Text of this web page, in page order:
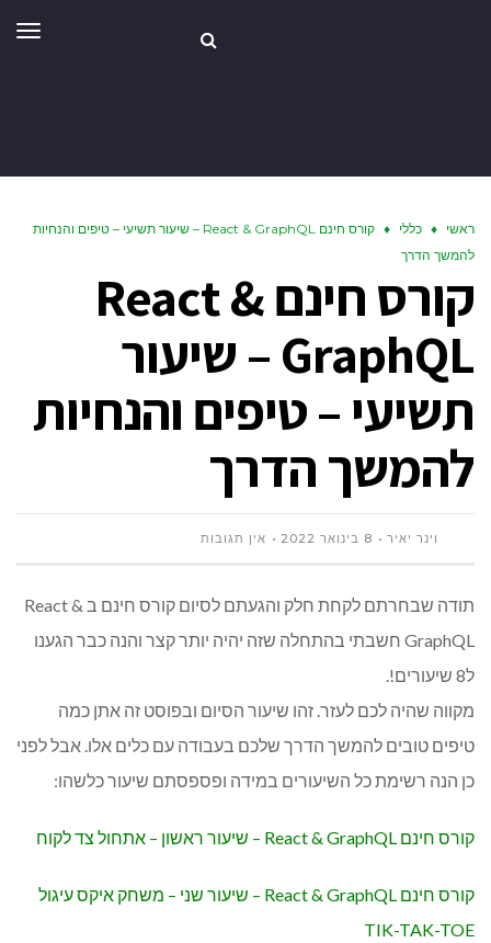
ראשי ♦ כללי ♦
קורס חינם React & GraphQL – שיעור תשיעי – טיפים והנחיות
להמשך הדרך
קורס חינם React &
GraphQL – שיעור
תשיעי – טיפים והנחיות
להמשך הדרך
וינר יאיר 8 בינואר 2022 אין תגובות
תודה שבחרתם לקחת חלק והגעתם לסיום קורס חינם ב React &
GraphQL חשבתי בהתחלה שזה יהיה יותר קצר והנה כבר הגענו
ל8 שיעורים!.
מקווה שהיה לכם לעזר. זהו שיעור הסיום ובפוסט זה אתן כמה
טיפים טובים להמשך הדרך שלכם בעבודה עם כלים אלו. אבל לפני
כן הנה רשימת כל השיעורים במידה ופספסתם שיעור כלשהו:
קורס חינם React & GraphQL – שיעור ראשון – אתחול צד לקוח
קורס חינם React & GraphQL – שיעור שני – משחק איקס עיגול
TIK-TAK-TOE